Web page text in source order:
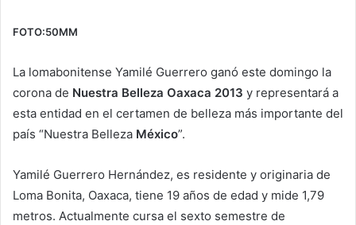
FOTO:50MM
La lomabonitense Yamilé Guerrero ganó este domingo la
corona de Nuestra Belleza Oaxaca 2013 y representará a
esta entidad en el certamen de belleza más importante del
país “Nuestra Belleza México”.
Yamilé Guerrero Hernández, es residente y originaria de
Loma Bonita, Oaxaca, tiene 19 años de edad y mide 1,79
metros. Actualmente cursa el sexto semestre de